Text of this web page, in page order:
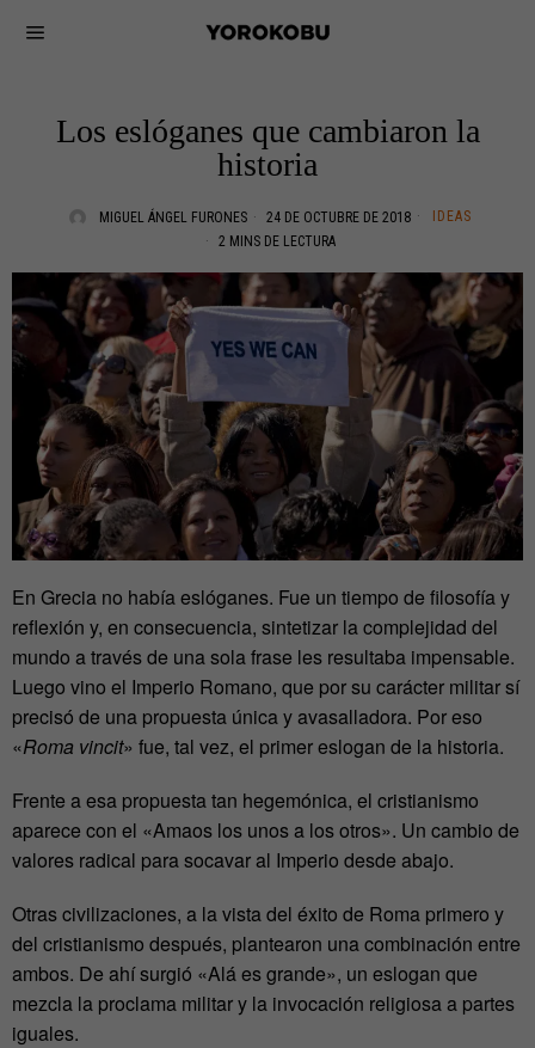
Los eslóganes que cambiaron la
historia
MIGUEL ÁNGEL FURONES 24 DE OCTUBRE DE 2018
IDEAS
2 MINS DE LECTURA
En Grecia no había eslóganes. Fue un tiempo de filosofía y
reflexión y, en consecuencia, sintetizar la complejidad del
mundo a través de una sola frase les resultaba impensable.
Luego vino el Imperio Romano, que por su carácter militar sí
precisó de una propuesta única y avasalladora. Por eso
«Roma vincit» fue, tal vez, el primer eslogan de la historia.
Frente a esa propuesta tan hegemónica, el cristianismo
aparece con el «Amaos los unos a los otros». Un cambio de
valores radical para socavar al Imperio desde abajo.
Otras civilizaciones, a la vista del éxito de Roma primero y
del cristianismo después, plantearon una combinación entre
ambos. De ahí surgió «Alá es grande», un eslogan que
mezcla la proclama militar y la invocación religiosa a partes
iguales.